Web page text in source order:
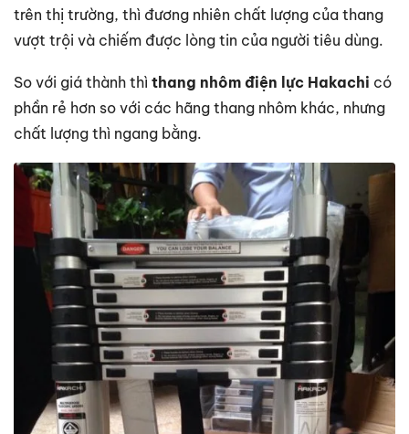
trên thị trường, thì đương nhiên chất lượng của thang
vượt trội và chiếm được lòng tin của người tiêu dùng.
So với giá thành thì thang nhôm điện lực Hakachi có
phần rẻ hơn so với các hãng thang nhôm khác, nhưng
chất lượng thì ngang bằng.